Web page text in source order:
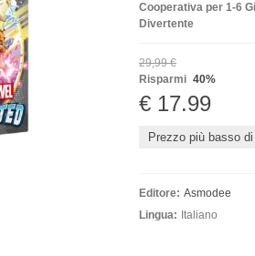
Cooperativa per 1-6
Divertente
29,99 €
Risparmi 40%
€ 17.99
Prezzo più basso
Editore: Asmodee
Lingua: Italiano